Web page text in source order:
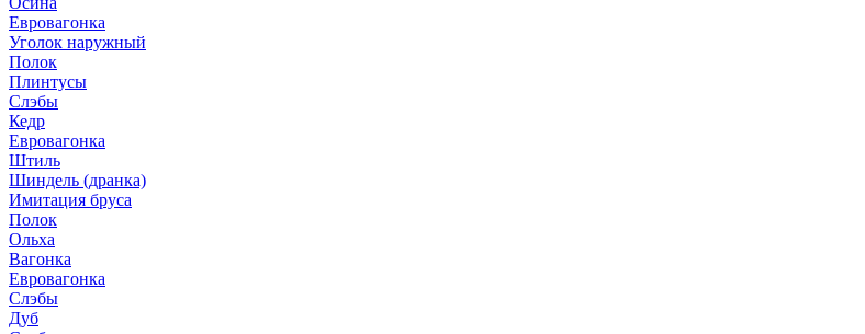
Евровагонка
Уголок наружный
Полок
Плинтусы
Слэбы
Кедр
Евровагонка
Штиль
Шиндель (дранка)
Имитация бруса
Полок
Ольха
Вагонка
Евровагонка
Слэбы
Дуб